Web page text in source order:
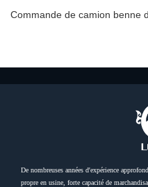
De nombreuses années d'expérience
propre en usine, forte capacité de